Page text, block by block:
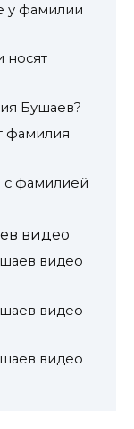
у фамилии
носят
Бушаев?
фамилия
с фамилией
видео
видео
видео
видео